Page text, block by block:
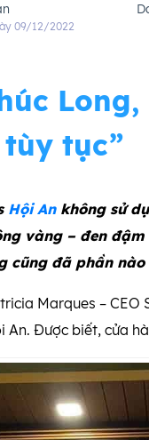
09/12/2022
tục”
Hội Ankhông sử
vàng – đen
cũng đã phần
Marques –
An. Được biết, cửa